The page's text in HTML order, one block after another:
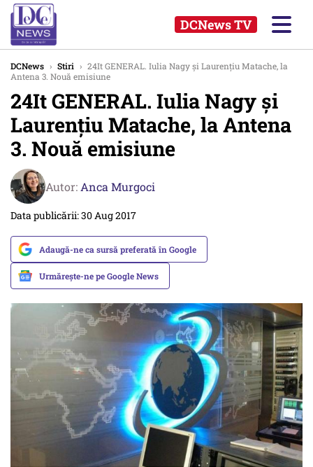
DCNews TV
DCNews › Stiri › 24It GENERAL. Iulia Nagy și Laurențiu Matache, la
Antena 3. Nouă emisiune
24It GENERAL. Iulia Nagy și
Laurențiu Matache, la Antena
3. Nouă emisiune
Autor: Anca Murgoci
Data publicării: 30 Aug 2017
Adaugă-ne ca sursă preferată în Google
Urmărește-ne pe Google News